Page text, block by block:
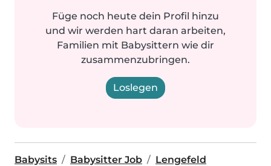
Füge noch heute dein Profil hinzu
und wir werden hart daran arbeiten,
Familien mit Babysittern wie dir
zusammenzubringen.
Loslegen
Babysits Babysitter Job Lengefeld